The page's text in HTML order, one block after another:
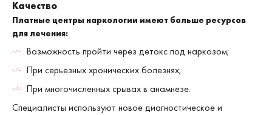
Качество
Платные центры наркологии имеют больше ресурсов
для лечения:
Возможность пройти через детокс под наркозом;
При серьезных хронических болезнях;
При многочисленных срывах в анамнезе.
Специалисты используют новое диагностическое и